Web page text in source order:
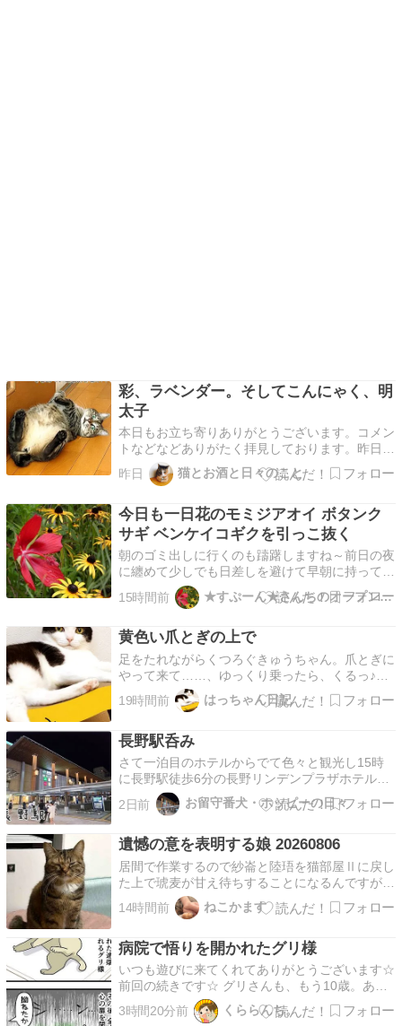
彩、ラベンダー。そしてこんにゃく、明
太子
本日もお立ち寄りありがとうございます。コメン
トなどなどありがたく拝見しております。昨日ち
ょっとお出掛けしたのでそれがメインで彩ちゃん
がおまけ。今日の記事の副題は「美味しいそうな
を埋めて思いっきり吸ってモフりたい！！！って
思うけど実際の距…
昨日 猫とお酒と日々のこと
今日も一日花のモミジアオイ ボタンク
サギ ベンケイコギクを引っこ抜く
​​朝のゴミ出しに行くのも躊躇しますね～前日の夜
に纏めて少しでも日差しを避けて早朝に持って行
くことに​​​​モミジアオイ＆ルドベキア一日花なので
撮り忘れないようにねボタンクサギ中庭はベンケ
15時間前 ★すぷーん★さんちのオープンガーデン
黄色い爪とぎの上で
足をたれながらくつろぐきゅうちゃん。爪とぎに
やって来て……、ゆっくり乗ったら、くるっ♪と
回って、上でお座り♪その後、足をたれて〜、手
もくにっ♪と伸ばすきゅうちゃんでした。はっち
りました♪2012年10歳のはっちゃんです。★↓↓人
気ブログ…
19時間前 はっちゃん日記
長野駅呑み
さて一泊目のホテルからでて色々と観光し15時
に長野駅徒歩6分の長野リンデンプラザホテルに
到着。2日目は泊まるだけなので安いとこで。少
しゆっくりしながら夜の呑みの店をリサーチ。駅
にホテルをでぇの。初長野駅!!!なんか雰囲気あっ
てよかったな…
2日前 お留守番犬・ホッピーの日々
遺憾の意を表明する娘 20260806
居間で作業するので紗崙と陸珸を猫部屋Ⅱに戻し
た上で琥麦が甘え待ちすることになるんですが作
業が長引いてだいぶ待たせてしまいました。
………………ゃぃ。すっごい不服な顔。麿白のあ
これが麿白のスネ顔。顔での表現も麿白から伝授
されたのでしょうか。…
14時間前 ねこかます
病院で悟りを開かれたグリ様
いつも遊びに来てくれてありがとうございます☆
前回の続きです☆ グリさんも、もう10歳。あな
たの健康のためだからと言っても伝わらないもど
かしさ。全てをあきらめたようなグリさんをみて
3時間20分前 くららんち。